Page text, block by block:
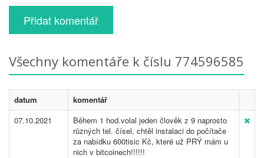
Přidat komentář
Všechny komentáře k číslu 774596585
datum
komentář
07.10.2021
Během 1 hod.volal jeden člověk z 9 naprosto
různých tel. čísel, chtěl instalaci do počítače
za nabídku 600tisic Kč, které už PRÝ mám u
nich v bitcoinech!!!!!!